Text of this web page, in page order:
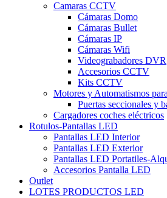
Camaras CCTV
Cámaras Domo
Cámaras Bullet
Cámaras IP
Cámaras Wifi
Videograbadores DVR
Accesorios CCTV
Kits CCTV
Motores y Automatismos
Puertas seccionales y
Cargadores coches eléctricos
Rotulos-Pantallas LED
Pantallas LED Interior
Pantallas LED Exterior
Pantallas LED Portatiles-
Accesorios Pantalla LED
Outlet
LOTES PRODUCTOS LED